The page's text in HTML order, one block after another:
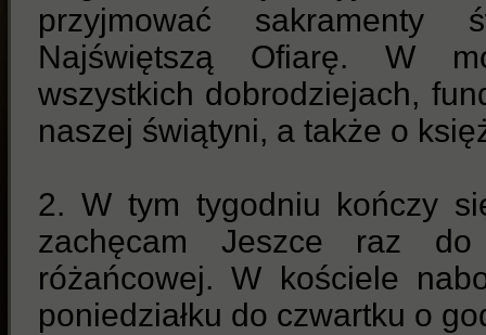
przyjmować
Najświętszą Ofiarę. W
wszystkich dobrodziejach,
naszej świątyni, a także o
2. W tym tygodniu kończy
zachęcam Jeszce raz do
różańcowej. W kościele
poniedziałku do czwartku o